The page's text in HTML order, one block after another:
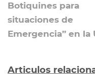
Botiquines para
situaciones de
Emergencia” en la
Articulos